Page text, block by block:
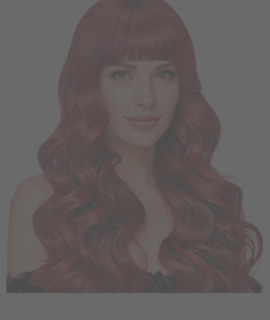
Vá em frente! Estávamos esperando por você.